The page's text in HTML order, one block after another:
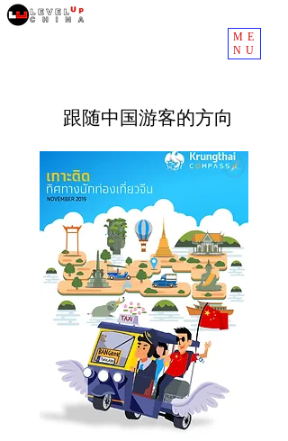
ME
NU
跟随中国游客的方向